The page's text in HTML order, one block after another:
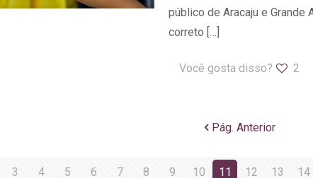
público de Aracaju e Grande
correto […]
Você gosta disso? 2
Pág. Anterior
3 4 5 6 7 8 9 10 11 12 13 14